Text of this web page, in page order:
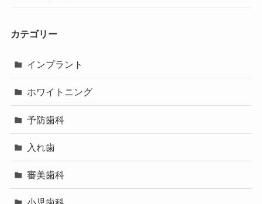
カテゴリー
インプラント
ホワイトニング
予防歯科
入れ歯
審美歯科